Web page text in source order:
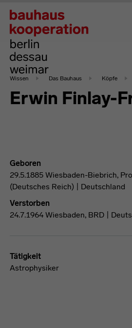
Wissen Das Bauhaus Köpfe
Erwin Finlay-
Geboren
29.5.1885 Wiesbaden-Biebrich,
(Deutsches Reich) | Deutschland
Verstorben
24.7.1964 Wiesbaden, BRD |
Tätigkeit
Astrophysiker